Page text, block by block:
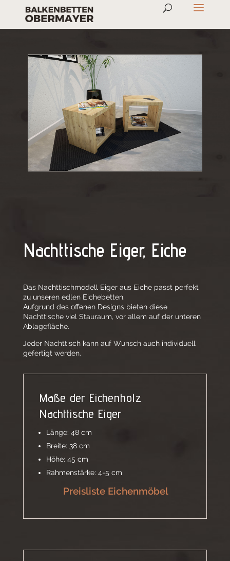
Nachttische Eiger, Eiche
Das Nachttischmodell Eiger aus Eiche passt perfekt
zu unseren edlen Eichebetten.
Aufgrund des offenen Designs bieten diese
Nachttische viel Stauraum, vor allem auf der unteren
Ablagefläche.
Jeder Nachttisch kann auf Wunsch auch individuell
gefertigt werden.
Maße der Eichenholz
Nachttische Eiger
Länge: 48 cm
Breite: 38 cm
Höhe: 45 cm
Rahmenstärke: 4-5 cm
Preisliste Eichenmöbel